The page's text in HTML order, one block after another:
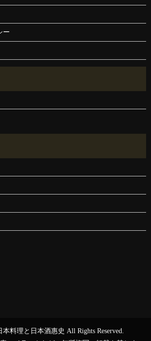
ー
料理と日本酒惠史 All Rights Reserved.